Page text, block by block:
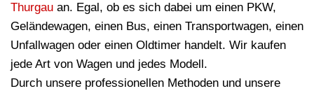
Thurgau an. Egal, ob es sich dabei um einen PKW,
Geländewagen, einen Bus, einen Transportwagen, einen
Unfallwagen oder einen Oldtimer handelt. Wir kaufen
jede Art von Wagen und jedes Modell.
Durch unsere professionellen Methoden und unsere